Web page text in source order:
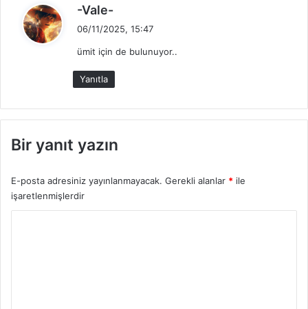
-Vale-
k
i
06/11/2025, 15:47
ümit için de bulunuyor..
Yanıtla
Bir yanıt yazın
E-posta adresiniz yayınlanmayacak. Gerekli alanlar * ile
işaretlenmişlerdir